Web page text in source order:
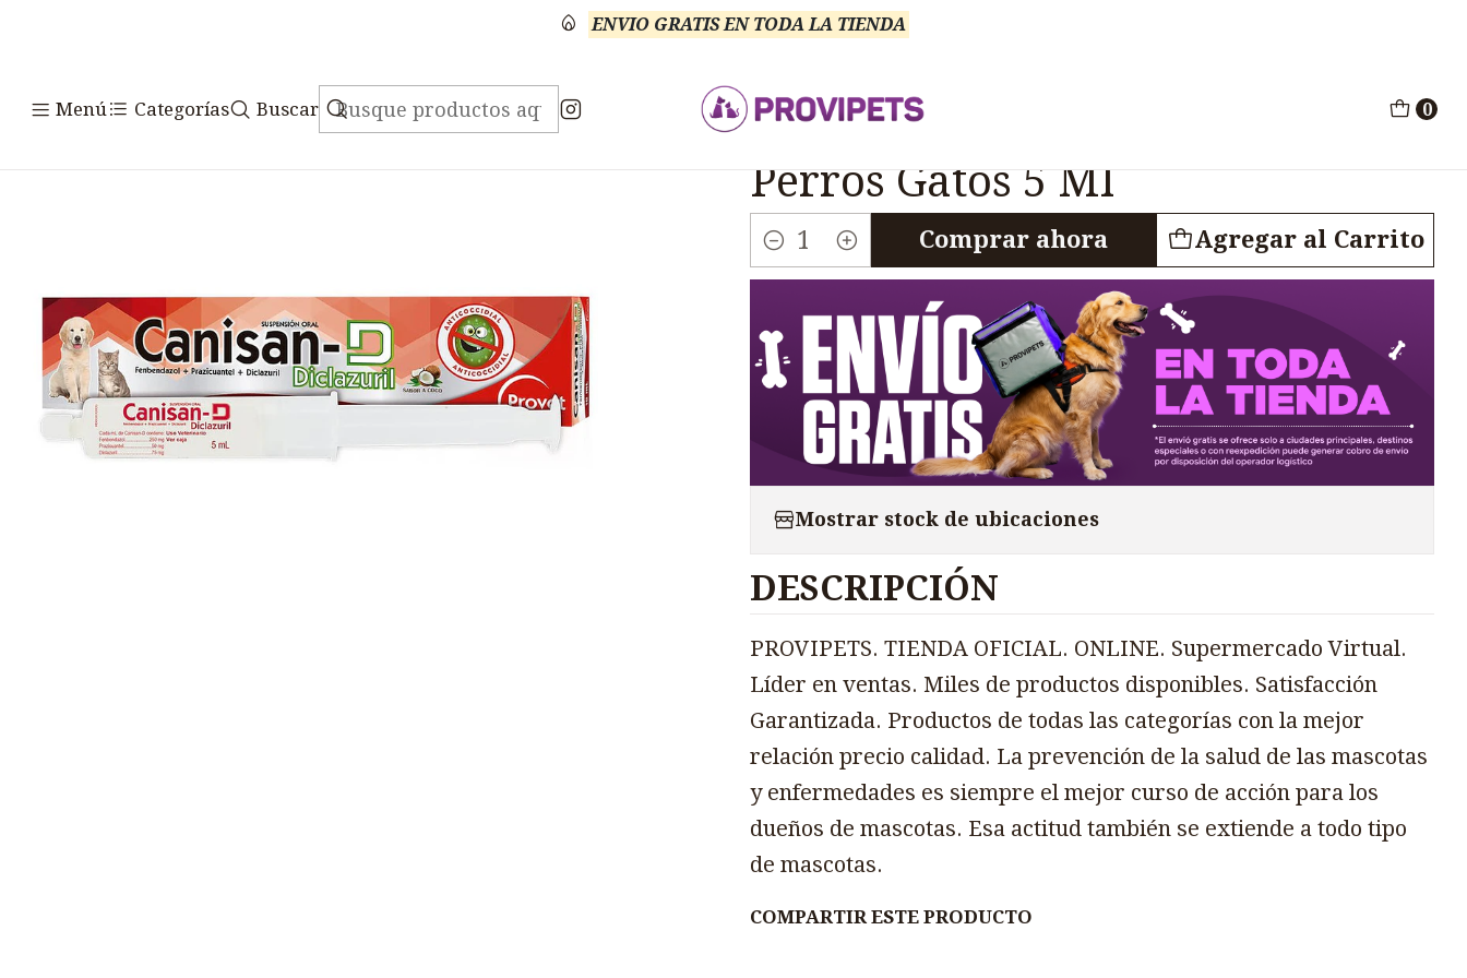
Menú Categorías Buscar 0
ENVIO GRATIS EN TODA LA TIENDA
Veterinario Anti Parasitarios Canisan-D Antiparasitario Perros Gatos 5 Ml
Canisan-D Antiparasitario
Perros Gatos 5 Ml
Cantidad
Agregar al Carrito
Comprar ahora
Mostrar stock de ubicaciones
DESCRIPCIÓN
PROVIPETS. TIENDA OFICIAL. ONLINE. Supermercado Virtual.
Líder en ventas. Miles de productos disponibles. Satisfacción
Garantizada. Productos de todas las categorías con la mejor
relación precio calidad. La prevención de la salud de las mascotas
y enfermedades es siempre el mejor curso de acción para los
dueños de mascotas. Esa actitud también se extiende a todo tipo
de mascotas.
COMPARTIR ESTE PRODUCTO